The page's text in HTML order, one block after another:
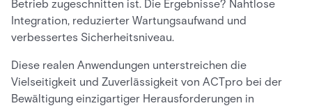
Betrieb zugeschnitten ist. Die Ergebnisse? Nahtlose
Integration, reduzierter Wartungsaufwand und
verbessertes Sicherheitsniveau.
Diese realen Anwendungen unterstreichen die
Vielseitigkeit und Zuverlässigkeit von ACTpro bei der
Bewältigung einzigartiger Herausforderungen in